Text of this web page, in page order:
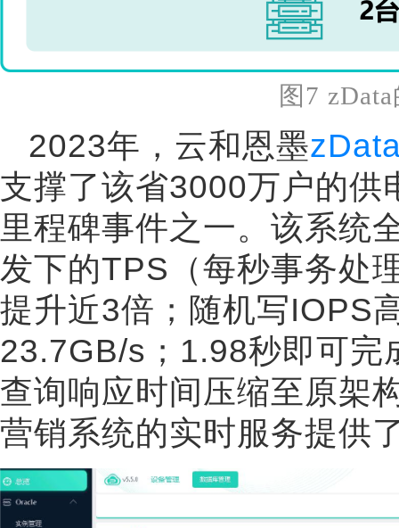
图7
2023年，云和恩墨
支撑了该省3000万户的
里程碑事件之一。该系统
发下的TPS（每秒事务处
提升近3倍；随机写IOPS
23.7GB/s；1.98秒即可完
查询响应时间压缩至原架
营销系统的实时服务提供